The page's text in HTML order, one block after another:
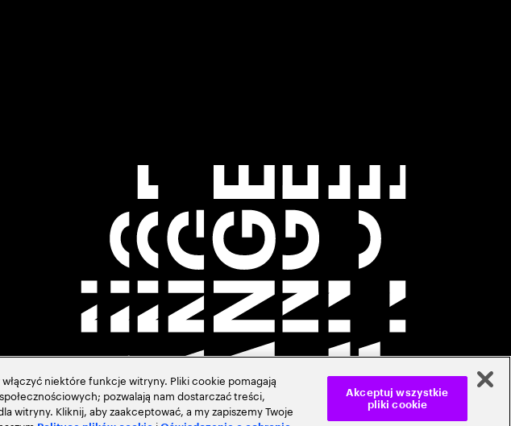
niektóre funkcje witryny. Pliki cookie pomagają
pozwalają nam dostarczać treści,
witryny. Kliknij, aby zaakceptować, a my zapiszemy Twoje
Akceptuj wszystkie
pliki cookie